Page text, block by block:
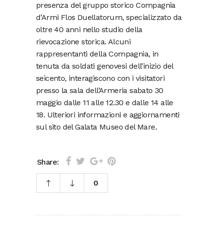
presenza del gruppo storico Compagnia
d’Armi Flos Duellatorum, specializzato da
oltre 40 anni nello studio della
rievocazione storica. Alcuni
rappresentanti della Compagnia, in
tenuta da soldati genovesi dell’inizio del
seicento, interagiscono con i visitatori
presso la sala dell’Armeria sabato 30
maggio dalle 11 alle 12.30 e dalle 14 alle
18. Ulteriori informazioni e aggiornamenti
sul sito del Galata Museo del Mare.
Share:
0